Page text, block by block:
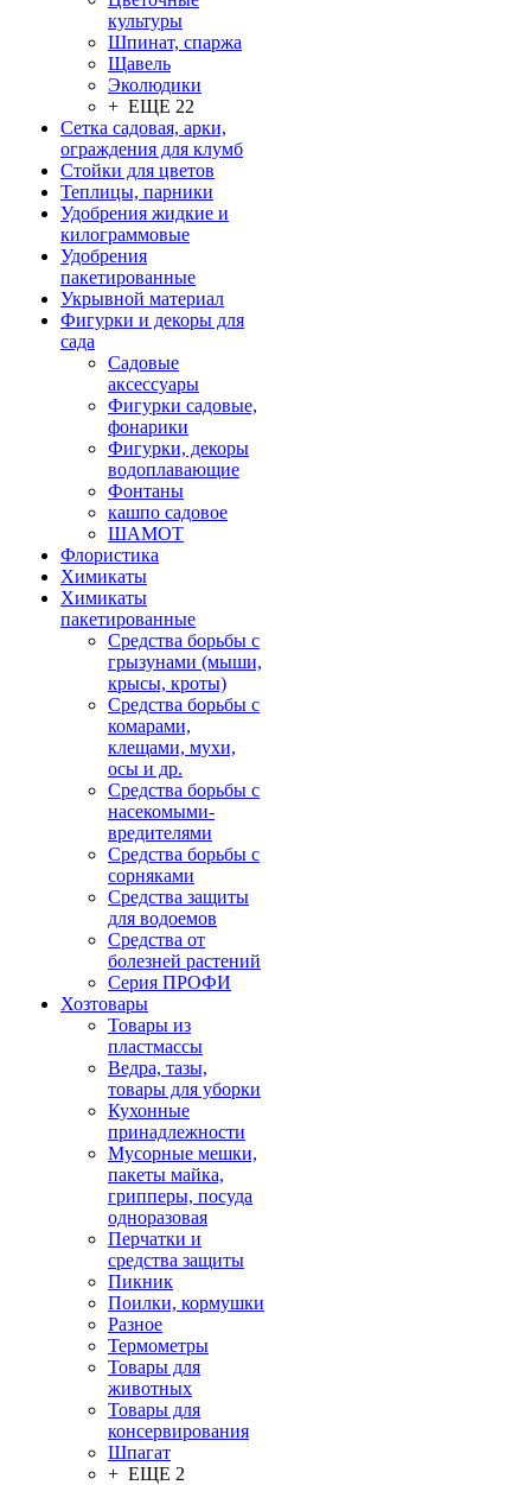
культуры
Шпинат, спаржа
Щавель
Эколюдики
+ ЕЩЕ 22
Сетка садовая, арки,
ограждения для клумб
Стойки для цветов
Теплицы, парники
Удобрения жидкие и
килограммовые
Удобрения
пакетированные
Укрывной материал
Фигурки и декоры для
сада
Садовые
аксессуары
Фигурки садовые,
фонарики
Фигурки, декоры
водоплавающие
Фонтаны
кашпо садовое
ШАМОТ
Флористика
Химикаты
Химикаты
пакетированные
Средства борьбы с
грызунами (мыши,
крысы, кроты)
Средства борьбы с
комарами,
клещами, мухи,
осы и др.
Средства борьбы с
насекомыми-
вредителями
Средства борьбы с
сорняками
Средства защиты
для водоемов
Средства от
болезней растений
Серия ПРОФИ
Хозтовары
Товары из
пластмассы
Ведра, тазы,
товары для уборки
Кухонные
принадлежности
Мусорные мешки,
пакеты майка,
грипперы, посуда
одноразовая
Перчатки и
средства защиты
Пикник
Поилки, кормушки
Разное
Термометры
Товары для
животных
Товары для
консервирования
Шпагат
+ ЕЩЕ 2